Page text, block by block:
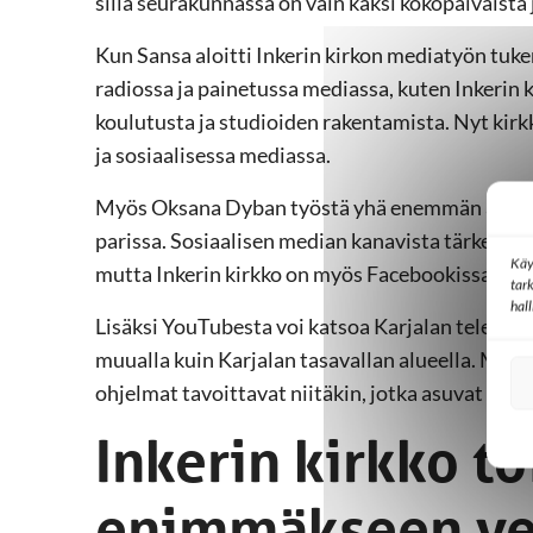
Kun Sansa aloitti Inkerin kirkon mediatyön
radiossa ja painetussa mediassa, kuten
koulutusta ja studioiden rakentamista. Nyt
ja sosiaalisessa mediassa.
Myös Oksana Dyban työstä yhä enemmän
parissa. Sosiaalisen median kanavista tärkein
mutta Inkerin kirkko on myös Facebookissa,
Lisäksi YouTubesta voi katsoa Karjalan
muualla kuin Karjalan tasavallan alueella.
ohjelmat tavoittavat niitäkin, jotka asuvat
Inkerin kirkko